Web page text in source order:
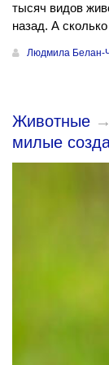
тысяч видов
назад. А
Людмила Белан-
Животные →
милые